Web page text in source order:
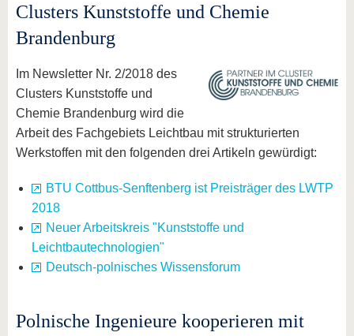
Clusters Kunststoffe und Chemie
Brandenburg
Im Newsletter Nr. 2/2018 des
Clusters Kunststoffe und
Chemie Brandenburg wird die
Arbeit des Fachgebiets Leichtbau mit strukturierten
Werkstoffen mit den folgenden drei Artikeln gewürdigt:
BTU Cottbus-Senftenberg ist Preisträger des LWTP
2018
Neuer Arbeitskreis "Kunststoffe und
Leichtbautechnologien"
Deutsch-polnisches Wissensforum
Polnische Ingenieure kooperieren mit